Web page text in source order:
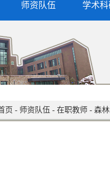
师资队伍 学术
页 - 师资队伍 - 在职教师 - 森